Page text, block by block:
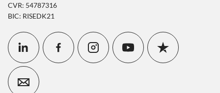
CVR: 54787316
BIC: RISEDK21